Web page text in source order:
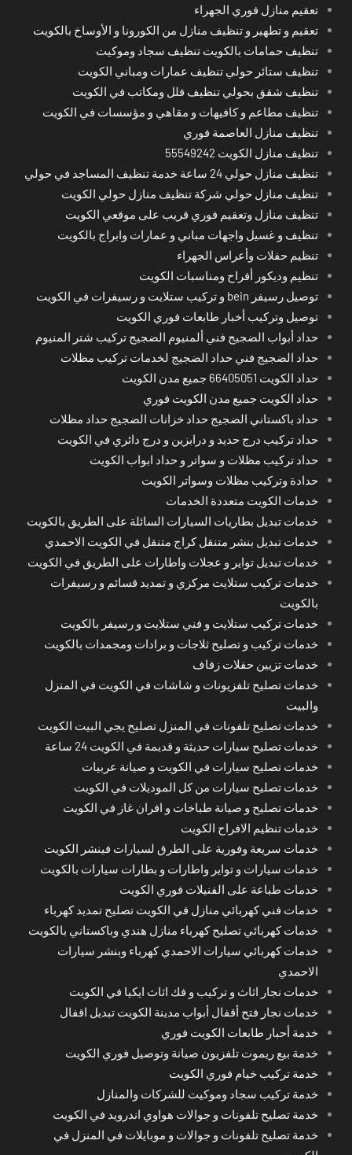
تعقيم منازل فوري الجهراء
تعقيم و تطهير و تنظيف منازل من الكورونا و الأوساخ بالكويت
تنظيف حمامات بالكويت تنظيف سجاد وموكيت
تنظيف ستائر حولي تنظيف عمارات ومباني الكويت
تنظيف شقق بحولي تنظيف فلل ومكاتب في الكويت
تنظيف مطاعم و كافيهات و مقاهي و مؤسسات في الكويت
تنظيف منازل العاصمة فوري
تنظيف منازل الكويت 55549242
تنظيف منازل حولي 24 ساعة خدمة تنظيف المساجد في حولي
تنظيف منازل حولي شركة تنظيف منازل حولي الكويت
تنظيف منازل وتعقيم فوري قريب على موقعي الكويت
تنظيف و غسيل واجهات مباني و عمارات وابراج بالكويت
تنظيم حفلات وأعراس الجهراء
تنظيم وديكور أفراح ومناسبات الكويت
توصيل رسيفر bein و تركيب ستلايت و رسيفرات في الكويت
توصيل وتركيب أخبار طابعات فوري الكويت
حداد أبواب الضجيج فني ألمنيوم الضجيج تركيب شتر المنيوم
حداد الضجيج فني حداد الضجيج لخدمات تركيب مظلات
حداد الكويت 66405051 جميع مدن الكويت
حداد الكويت جميع مدن الكويت فوري
حداد باكستاني الضجيج حداد خزانات الضجيج حداد مظلات
حداد تركيب درج حديد و درابزين و درج دائري في الكويت
حداد تركيب مظلات و سواتر و حداد ابواب الكويت
حدادة وتركيب مظلات وسواتر الكويت
خدمات الكويت متعددة الخدمات
خدمات تبديل بطاريات السيارات السائلة على الطريق بالكويت
خدمات تبديل بنشر متنقل كراج متنقل في الكويت الاحمدي
خدمات تبديل تواير و عجلات واطارات على الطريق في الكويت
خدمات تركيب ستلايت مركزي و تمديد قسائم و رسيفرات
بالكويت
خدمات تركيب ستلايت و فني ستلايت و رسيفر بالكويت
خدمات تركيب و تصليح ثلاجات و برادات ومجمدات بالكويت
خدمات تزيين حفلات زفاف
خدمات تصليح تلفزيونات و شاشات في الكويت في المنزل
والبيت
خدمات تصليح تلفونات في المنزل تصليح يجي البيت الكويت
خدمات تصليح سيارات حديثة و قديمة في الكويت 24 ساعة
خدمات تصليح سيارات في الكويت و صيانة عربيات
خدمات تصليح سيارات من كل الموديلات في الكويت
خدمات تصليح و صيانة طباخات و افران غاز في الكويت
خدمات تنظيم الافراح الكويت
خدمات سريعة وفورية على الطرق لسيارات فينشر الكويت
خدمات سيارات و تواير واطارات و بطارات سيارات بالكويت
خدمات طباعة على الفنيلات فوري الكويت
خدمات فني كهربائي منازل في الكويت تصليح تمديد كهرباء
خدمات كهربائي تصليح كهرباء منازل هندي وباكستاني بالكويت
خدمات كهربائي سيارات الاحمدي كهرباء وبنشر سيارات
الاحمدي
خدمات نجار اثاث و تركيب و فك اثاث ايكيا في الكويت
خدمات نجار فتح أقفال أبواب مدينة الكويت تبديل اقفال
خدمة أحبار طابعات الكويت فوري
خدمة بيع ريموت تلفزيون صيانة وتوصيل فوري الكويت
خدمة تركيب خيام فوري الكويت
خدمة تركيب سجاد وموكيت للشركات والمنازل
خدمة تصليح تلفونات و جوالات هواوي اندرويد في الكويت
خدمة تصليح تلفونات و جوالات و موبايلات في المنزل في